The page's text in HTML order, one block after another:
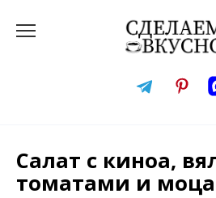
Салат с киноа,
томатами и